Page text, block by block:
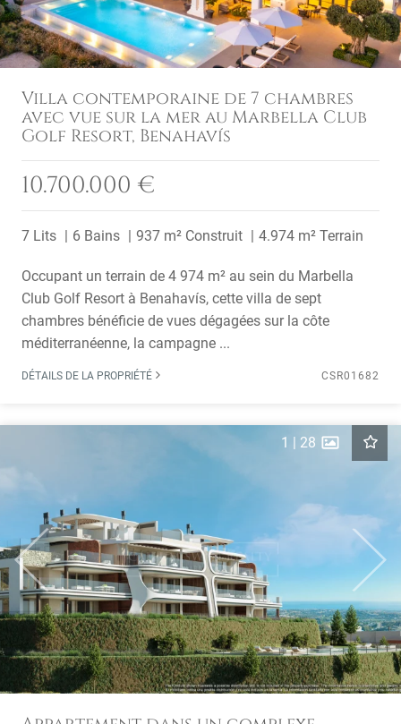
Villa contemporaine de 7 chambres
avec vue sur la mer au Marbella Club
Golf Resort, Benahavís
10.700.000 €
7 Lits 6 Bains 937 m² Construit 4.974 m² Terrain
Occupant un terrain de 4 974 m² au sein du Marbella
Club Golf Resort à Benahavís, cette villa de sept
chambres bénéficie de vues dégagées sur la côte
méditerranéenne, la campagne ...
DÉTAILS DE LA PROPRIÉTÉ CSR01682
Previous Next
1 | 28